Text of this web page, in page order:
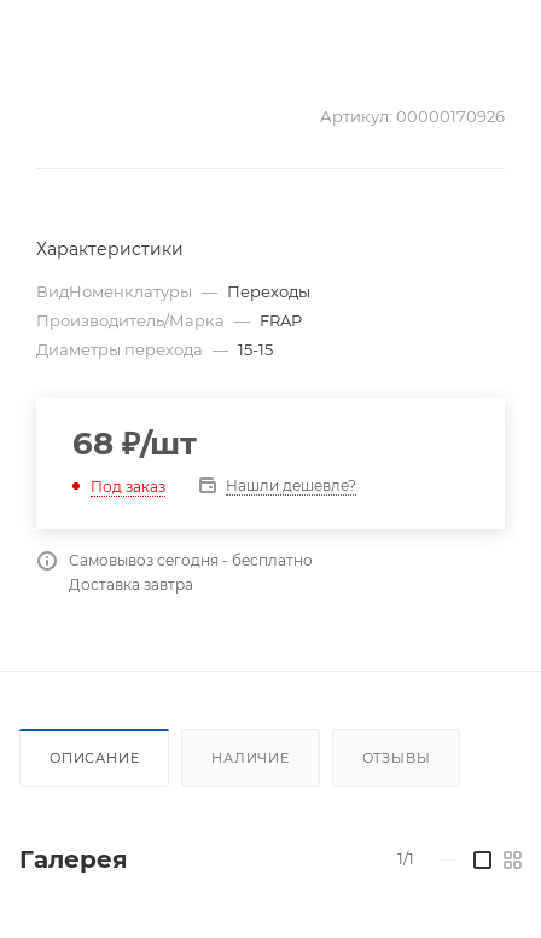
Артикул: 00000170926
Характеристики
ВидНоменклатуры — Переходы
Производитель/Марка — FRAP
Диаметры перехода — 15-15
68 ₽/шт
Под заказ Нашли дешевле?
Самовывоз сегодня - бесплатно
Доставка завтра
ОПИСАНИЕ НАЛИЧИЕ ОТЗЫВЫ
Галерея 1/1